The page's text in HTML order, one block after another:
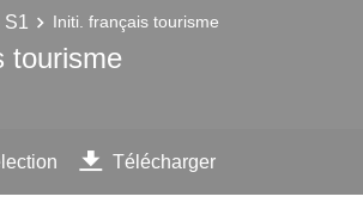
Initi. français tourisme
tourisme
Télécharger